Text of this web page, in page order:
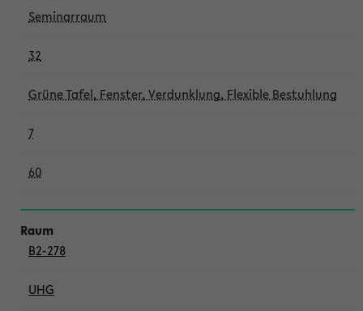
Seminarraum
32
Grüne Tafel, Fenster, Verdunklung, Flexible Bestuhlung
7
60
B2-278
UHG